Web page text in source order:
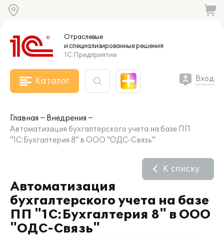
Отраслевые
и специализированныерешения
1С:Предприятие
Каталог Вход
Главная
Внедрения
Автоматизация бухгалтерского учета на базе ПП
"1С:Бухгалтерия 8" в ООО "ОДС-Связь"
Автоматизация
бухгалтерского учета на базе
ПП "1С:Бухгалтерия 8" в ООО
"ОДС-Связь"
К списку